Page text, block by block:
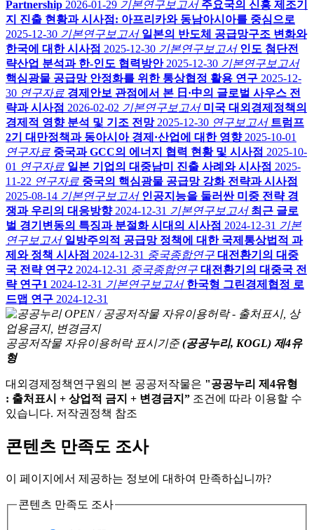
Partnership 2026-01-29 기본연구보고서 주요국의 신흥 제조기
지 진출 현황과 시사점: 아프리카와 동남아시아를 중심으로
2025-12-30 기본연구보고서 일본의 반도체 공급망구조 변화와
한국에 대한 시사점 2025-12-30 기본연구보고서 인도 첨단전
략산업 분석과 한-인도 협력방안 2025-12-30 기본연구보고서
핵심광물 공급망 안정화를 위한 통상협정 활용 연구 2025-12-
30 연구자료 경제안보 관점에서 본 日·中의 글로벌 사우스 전
략과 시사점 2026-02-02 기본연구보고서 미국 대외경제정책의
경제적 영향 분석 및 기조 전망 2025-12-30 연구보고서 트럼프
2기 대만정책과 동아시아 경제·산업에 대한 영향 2025-10-01
연구자료 중국과 GCC의 에너지 협력 현황 및 시사점 2025-10-
01 연구자료 일본 기업의 대중남미 진출 사례와 시사점 2025-
11-22 연구자료 중국의 핵심광물 공급망 강화 전략과 시사점
2025-08-14 기본연구보고서 인공지능을 둘러싼 미중 전략 경
쟁과 우리의 대응방향 2024-12-31 기본연구보고서 최근 글로
벌 경기변동의 특징과 분절화 시대의 시사점 2024-12-31 기본
연구보고서 일방주의적 공급망 정책에 대한 국제통상법적 과
제와 정책 시사점 2024-12-31 중국종합연구 대전환기의 대중
국 전략 연구2 2024-12-31 중국종합연구 대전환기의 대중국 전
략 연구1 2024-12-31 기본연구보고서 한국형 그린경제협정 로
드맵 연구 2024-12-31
공공저작물 자유이용허락 표시기준 (공공누리, KOGL) 제4유
형
대외경제정책연구원의 본 공공저작물은 "공공누리 제4유형
: 출처표시 + 상업적 금지 + 변경금지” 조건에 따라 이용할 수
있습니다. 저작권정책 참조
콘텐츠 만족도 조사
이 페이지에서 제공하는 정보에 대하여 만족하십니까?
콘텐츠 만족도 조사